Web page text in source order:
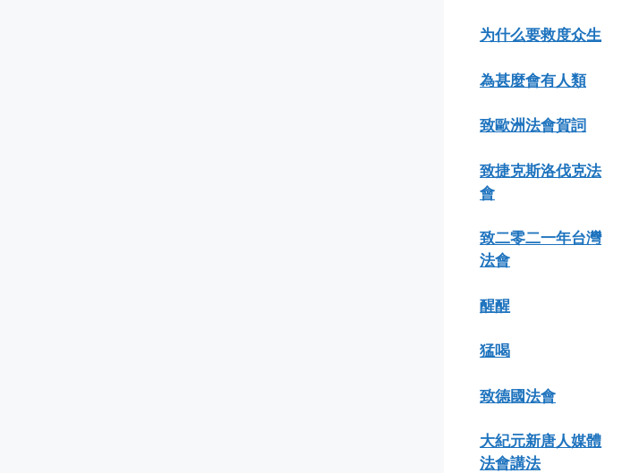
为什么要救度众生
為甚麼會有人類
致歐洲法會賀詞
致捷克斯洛伐克法
會
致二零二一年台灣
法會
醒醒
猛喝
致德國法會
大紀元新唐人媒體
法會講法